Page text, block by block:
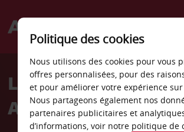
Welcome
AvisLocation de
Aéroport de Zagreb
Politique des cookies
Nous utilisons des cookies pour vous
offres personnalisées, pour des
et pour améliorer votre expérience
Nous partageons également nos
partenaires publicitaires et
d’informations, voir notre politique de